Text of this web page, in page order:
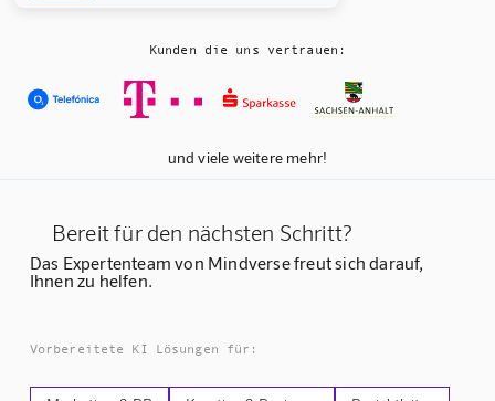
Kunden die uns vertrauen:
und viele weitere mehr!
Bereit für den nächsten Schritt?
Das Expertenteam von Mindverse freut sich darauf,
Ihnen zu helfen.
Vorbereitete KI Lösungen für: